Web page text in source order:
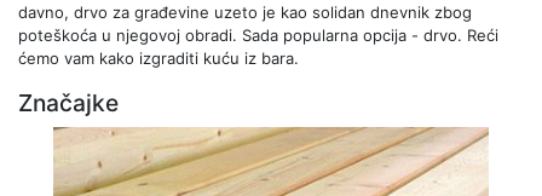
davno, drvo za građevine uzeto je kao solidan dnevnik zbog
poteškoća u njegovoj obradi. Sada popularna opcija - drvo. Reći
ćemo vam kako izgraditi kuću iz bara.
Značajke